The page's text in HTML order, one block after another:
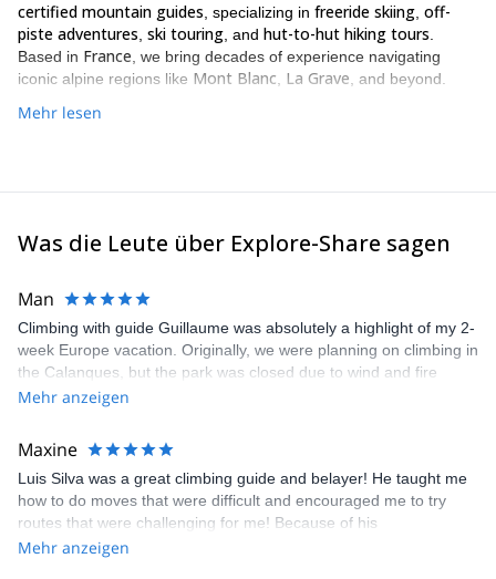
certified mountain guides , specializing in freeride skiing off-
piste adventures ski touring , and hut-to-hut hiking tours
Based in France , we bring decades of experience navigating
iconic alpine regions like Mont Blanc La Grave , and beyond.
Mehr lesen
Was die Leute über Explore-Share sagen
Man
Climbing with guide Guillaume was absolutely a highlight of my 2-
week Europe vacation. Originally, we were planning on climbing in
the Calanques, but the park was closed due to wind and fire
danger. Guillaume chose another amazing location (Pic de
kindly offered train station pick-up and hotel drop off, which I
appreciated very much. The multi-pitch route we did was not only
fun but also the right amount of challenge, which I thoroughly
enjoyed. The communication from the team (Gauthier) was
prompt and clear—highly recommend!
Mehr anzeigen
Maxine
Luis Silva was a great climbing guide and belayer! He taught me
how to do moves that were difficult and encouraged me to try
routes that were challenging for me! Because of his
encouragement, I managed to complete these routes! I really
Mehr anzeigen